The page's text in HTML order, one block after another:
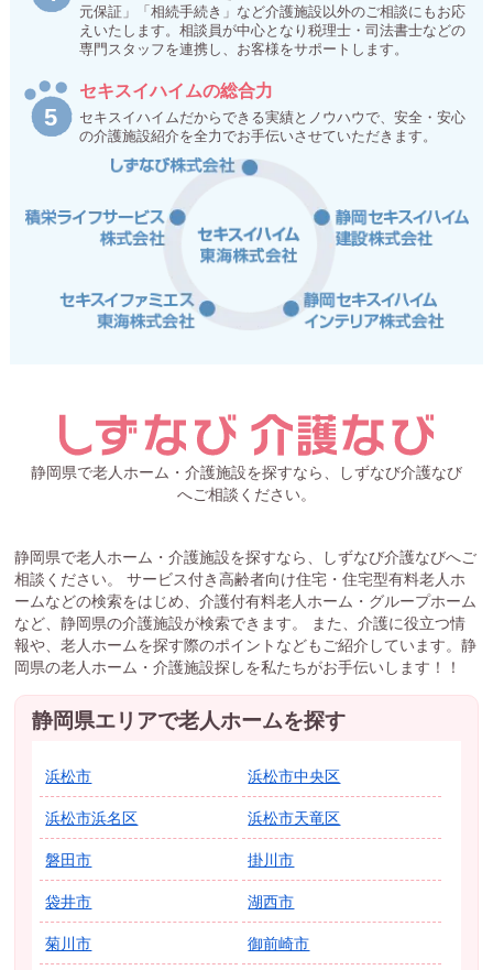
元保証」「相続手続き」など介護施設以外のご相談にもお応
えいたします。相談員が中心となり税理士・司法書士などの
専門スタッフを連携し、お客様をサポートします。
セキスイハイムの総合力
セキスイハイムだからできる実績とノウハウで、安全・安心
の介護施設紹介を全力でお手伝いさせていただきます。
静岡県で老人ホーム・介護施設を探すなら、しずなび介護なび
へご相談ください。
静岡県で老人ホーム・介護施設を探すなら、しずなび介護なびへご
相談ください。 サービス付き高齢者向け住宅・住宅型有料老人ホ
ームなどの検索をはじめ、介護付有料老人ホーム・グループホーム
など、静岡県の介護施設が検索できます。 また、介護に役立つ情
報や、老人ホームを探す際のポイントなどもご紹介しています。静
岡県の老人ホーム・介護施設探しを私たちがお手伝いします！！
静岡県エリアで老人ホームを探す
浜松市 浜松市中央区
浜松市浜名区 浜松市天竜区
磐田市 掛川市
袋井市 湖西市
菊川市 御前崎市